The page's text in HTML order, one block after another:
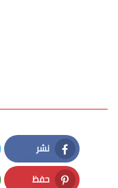
نشر
Facebook
حفظ